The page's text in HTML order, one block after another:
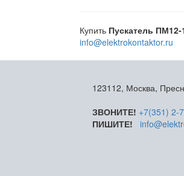
Купить Пускатель
info@elektrokontaktor.ru
123112, Москва,
ЗВОНИТЕ! +7(351) 2-
ПИШИТЕ!